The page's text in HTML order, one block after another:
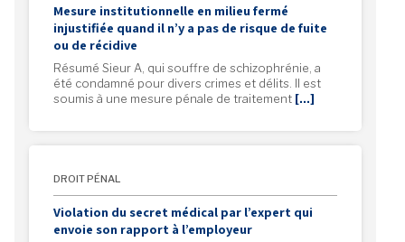
Mesure institutionnelle en milieu fermé
injustifiée quand il n’y a pas de risque de fuite
ou de récidive
Résumé Sieur A, qui souffre de schizophrénie, a
été condamné pour divers crimes et délits. Il est
soumis à une mesure pénale de traitement […]
DROIT PÉNAL
Violation du secret médical par l’expert qui
envoie son rapport à l’employeur